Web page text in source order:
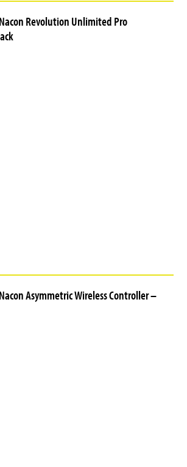
Revolution Unlimited Pro
Asymmetric Wireless Controller –